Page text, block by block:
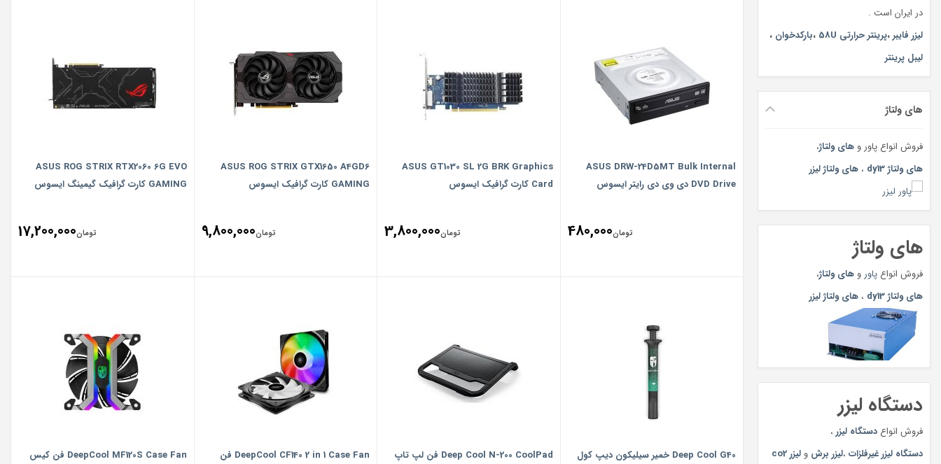
در ایران است .
لیزر فایبر،پرینتر حرارتی 58U ،بارکدخوان ،
لیبل پرینتر
های ولتاژ
فروش انواع پاور و های ولتاژ،
های ولتاژ dy13
، های ولتاژ لیزر
های ولتاژ
فروش انواع پاور و های ولتاژ،
های ولتاژ dy13
، های ولتاژ لیزر
دستگاه لیزر
فروش انواع دستگاه لیزر ،
دستگاه لیزر غیرفلزات ،لیزر برش و لیزر co2
ASUS DRW-24D5MT Bulk Internal
DVD Drive دی وی دی رایتر ایسوس
تومان480,000
ASUS GT1030 SL 2G BRK Graphics
Card کارت گرافیک ایسوس
تومان3,800,000
ASUS ROG STRIX GTX1650 A4GD6
GAMING کارت گرافیک ایسوس
تومان9,800,000
ASUS ROG STRIX RTX2060 6G EVO
GAMING کارت گرافیک گیمینگ ایسوس
تومان17,200,000
Deep Cool G40 خمیر سیلیکون دیپ کول
Deep Cool N-200 CoolPad فن لپ تاپ
DeepCool CF140 2 in 1 Case Fan فن
DeepCool MF120S Case Fan فن کیس